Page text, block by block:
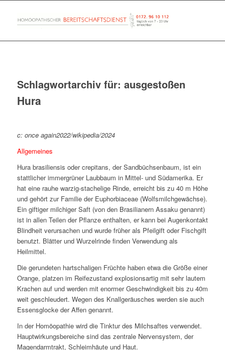
Schlagwortarchiv für: ausgestoßen
Hura
c: once again2022/wikipedia/2024
Allgemeines
Hura brasiliensis oder crepitans, der Sandbüchsenbaum, ist ein
stattlicher immergrüner Laubbaum in Mittel- und Südamerika. Er
hat eine rauhe warzig-stachelige Rinde, erreicht bis zu 40 m Höhe
und gehört zur Familie der Euphorbiaceae (Wolfsmilchgewächse).
Ein giftiger milchiger Saft (von den Brasilianern Assaku genannt)
ist in allen Teilen der Pflanze enthalten, er kann bei Augenkontakt
Blindheit verursachen und wurde früher als Pfeilgift oder Fischgift
benutzt. Blätter und Wurzelrinde finden Verwendung als
Heilmittel.
Die gerundeten hartschaligen Früchte haben etwa die Größe einer
Orange, platzen im Reifezustand explosionsartig mit sehr lautem
Krachen auf und werden mit enormer Geschwindigkeit bis zu 40m
weit geschleudert. Wegen des Knallgeräusches werden sie auch
Essensglocke der Affen genannt.
In der Homöopathie wird die Tinktur des Milchsaftes verwendet.
Hauptwirkungsbereiche sind das zentrale Nervensystem, der
Magendarmtrakt, Schleimhäute und Haut.